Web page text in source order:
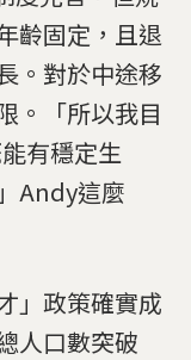
齡固定，且退
。對於中途移
。「所以我目
有穩定生
Andy這麼
」政策確實成
人口數突破